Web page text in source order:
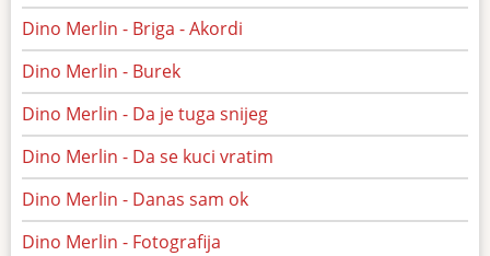
Dino Merlin - Briga - Akordi
Dino Merlin - Burek
Dino Merlin - Da je tuga snijeg
Dino Merlin - Da se kuci vratim
Dino Merlin - Danas sam ok
Dino Merlin - Fotografija